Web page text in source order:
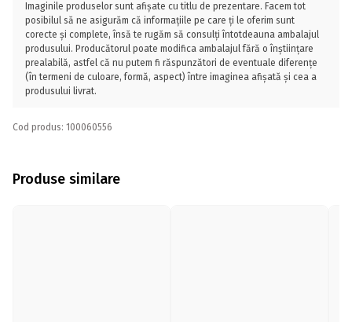
Imaginile produselor sunt afișate cu titlu de prezentare. Facem tot
posibilul să ne asigurăm că informațiile pe care ți le oferim sunt
corecte și complete, însă te rugăm să consulți întotdeauna ambalajul
produsului. Producătorul poate modifica ambalajul fără o înștiințare
prealabilă, astfel că nu putem fi răspunzători de eventuale diferențe
(în termeni de culoare, formă, aspect) între imaginea afișată și cea a
produsului livrat.
Cod produs: 100060556
Produse similare